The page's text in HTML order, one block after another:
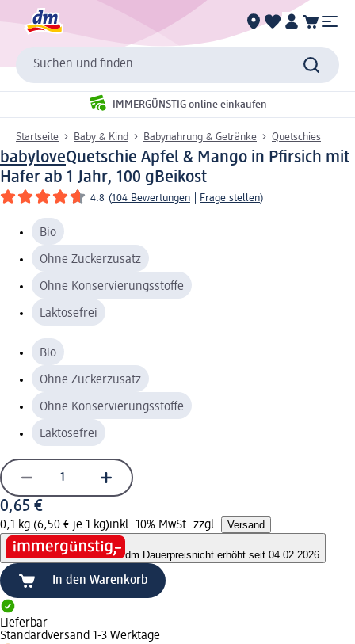
Suchen und finden
IMMERGÜNSTIG online einkaufen
Startseite Baby & Kind Babynahrung & Getränke Quetschies
babyloveQuetschie Apfel & Mango in Pfirsich mit
Hafer ab 1 Jahr, 100 gBeikost
4.8 (104 Bewertungen Frage stellen)
Bio
Ohne Zuckerzusatz
Ohne Konservierungsstoffe
Laktosefrei
Bio
Ohne Zuckerzusatz
Ohne Konservierungsstoffe
Laktosefrei
0,65 €
0,1 kg (6,50 € je 1 kg)inkl. 10% MwSt. zzgl. Versand
dm Dauerpreisnicht erhöht seit 04.02.2026
In den Warenkorb
Lieferbar
Standardversand 1-3 Werktage